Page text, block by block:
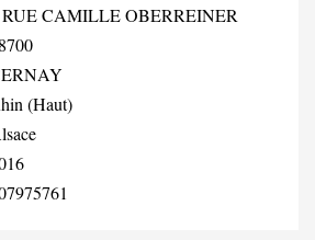
CAMILLE OBERREINER
(Haut)